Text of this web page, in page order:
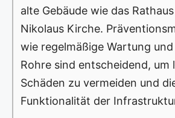
alte Gebäude wie das
Nikolaus Kirche.
wie regelmäßige Wartung
Rohre sind entscheidend, um
Schäden zu vermeiden und
Funktionalität der